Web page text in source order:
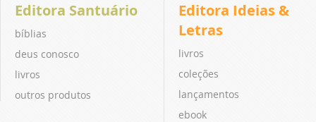
Editora Santuário
bíblias
deus conosco
livros
outros produtos
Editora Ideias &
Letras
livros
coleções
lançamentos
ebook